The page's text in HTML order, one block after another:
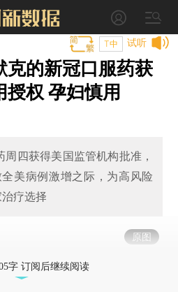
试听
T中
克的新冠口服药获
权 孕妇慎用
四获得美国监管机构批准，
美病例激增之际，为高风险
疗选择
原图
字 订阅后继续阅读